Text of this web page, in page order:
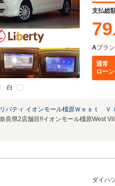
白
支払総
79
Aプラン
通常
ロー
リバティ イオンモール橿原Ｗｅｓｔ Ｖ
ダイハ